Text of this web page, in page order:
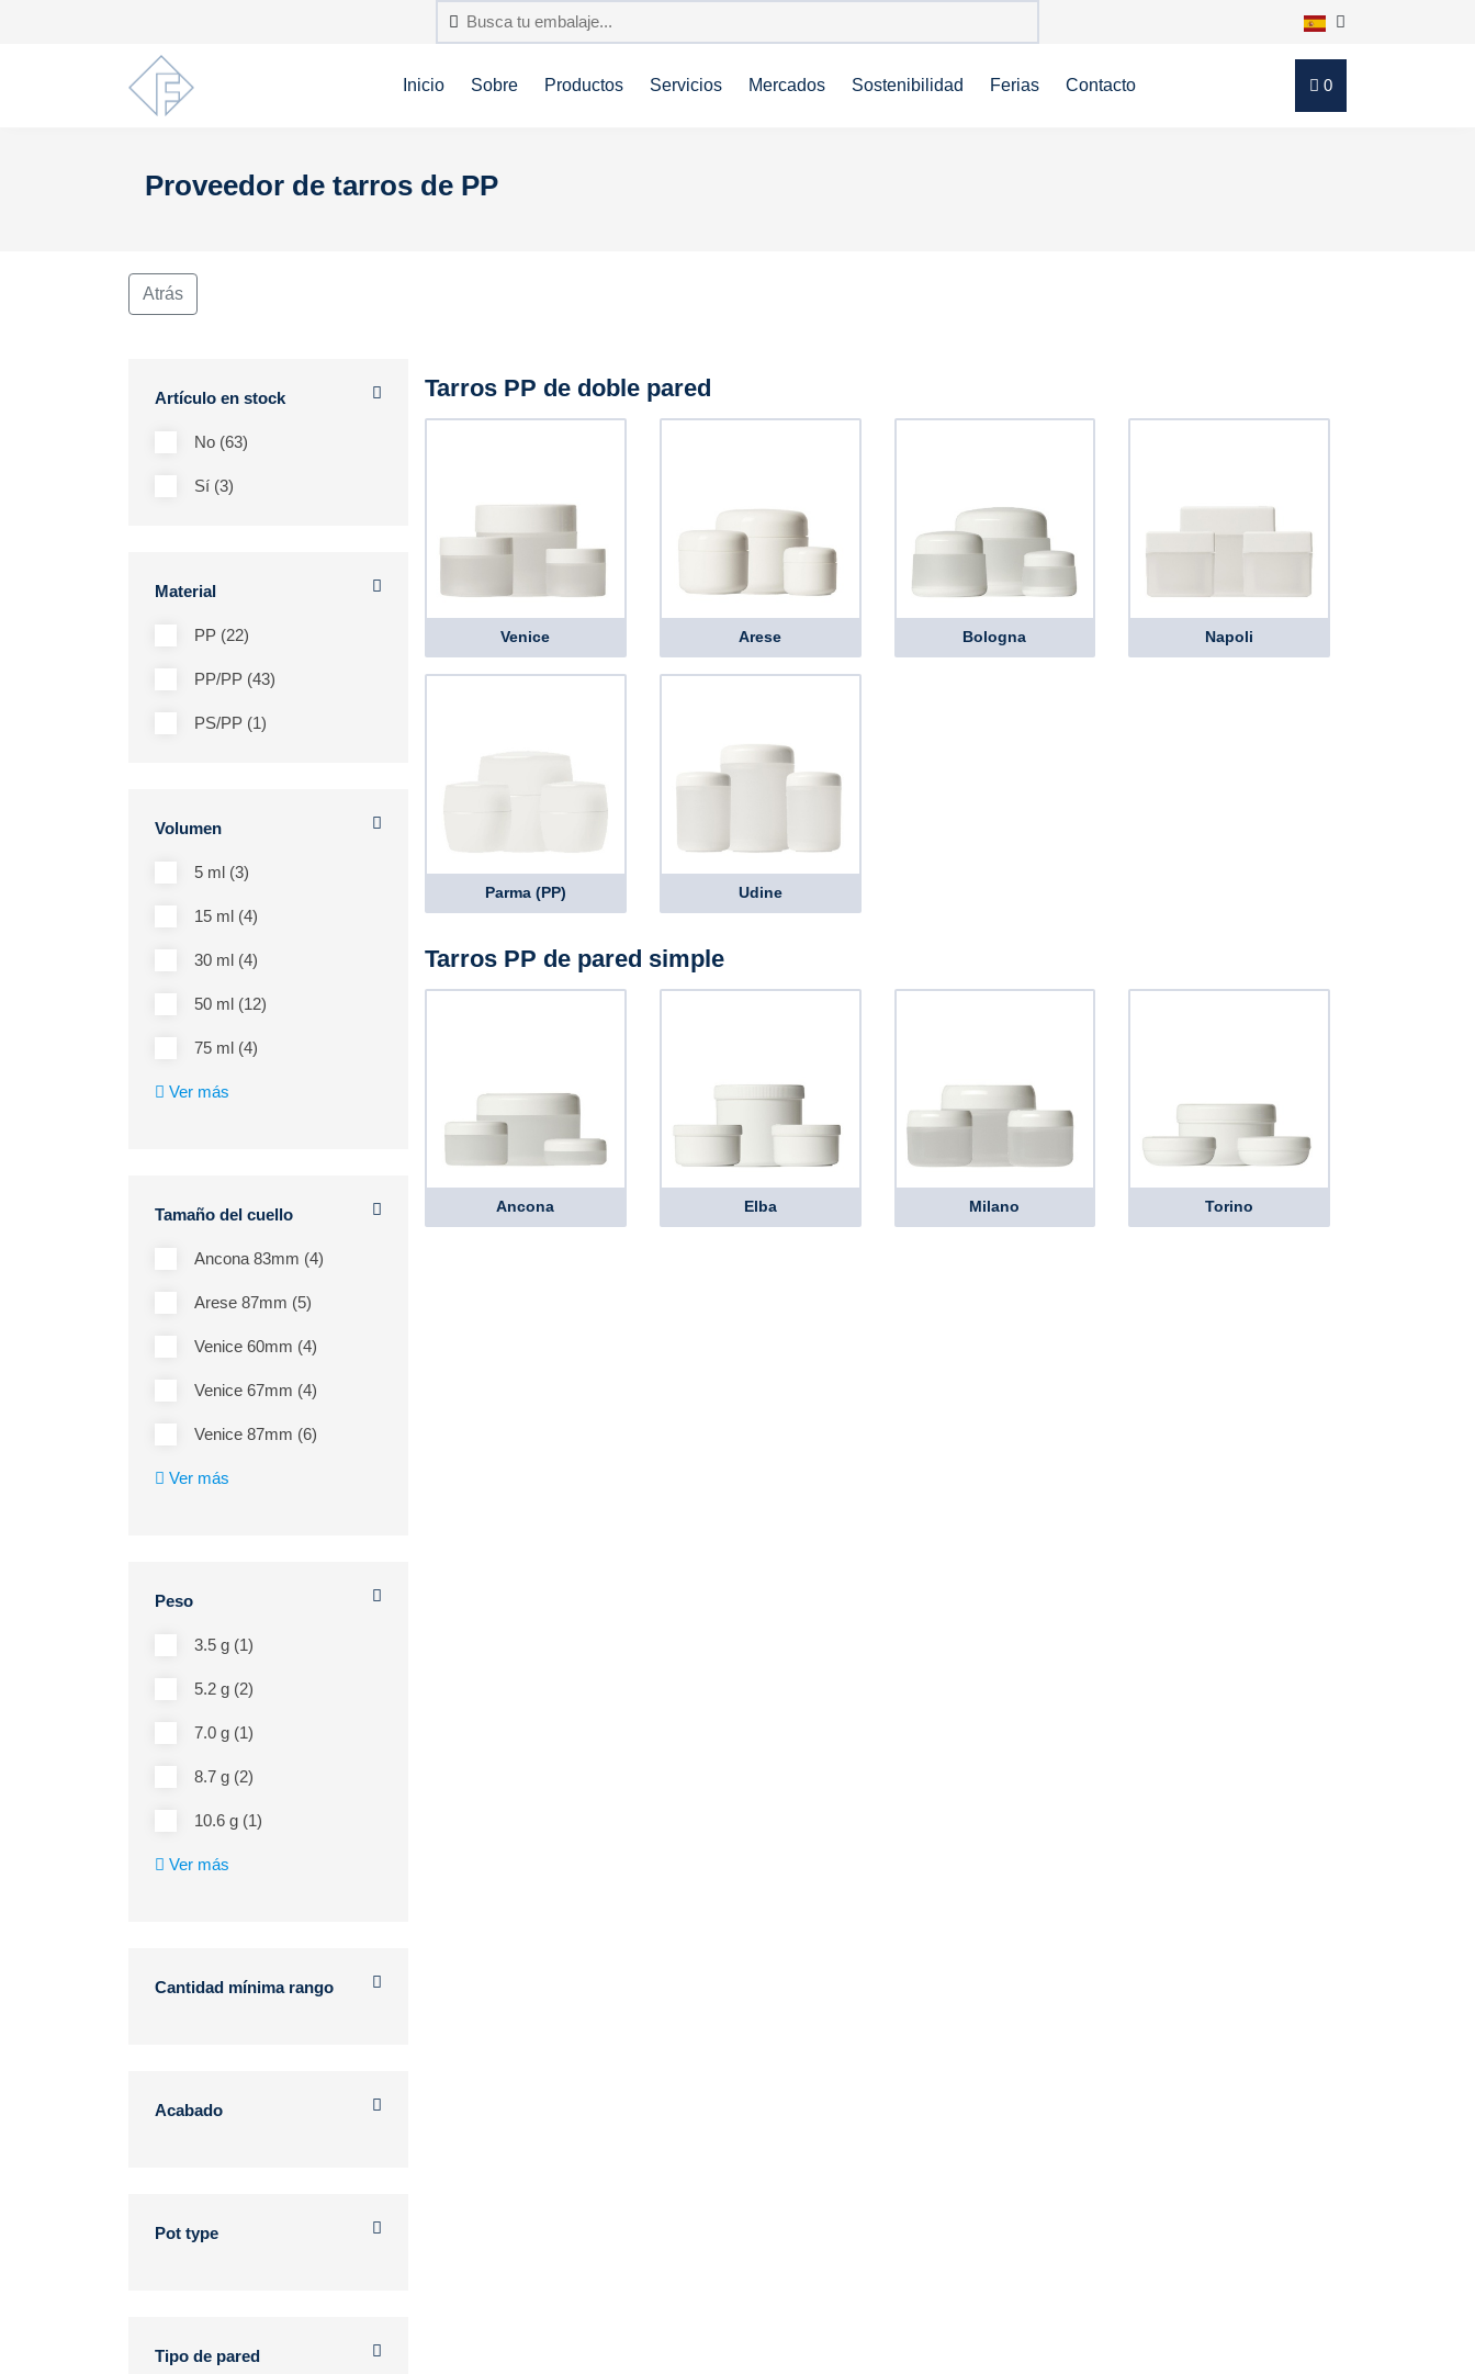
Inicio Sobre Productos Servicios Mercados Sostenibilidad Ferias Contacto 0
Proveedor de tarros de PP
Atrás
Artículo en stock
No (63)
Sí (3)
Material
PP (22)
PP/PP (43)
PS/PP (1)
Volumen
5 ml (3)
15 ml (4)
30 ml (4)
50 ml (12)
75 ml (4)
Ver más
Tamaño del cuello
Ancona 83mm (4)
Arese 87mm (5)
Venice 60mm (4)
Venice 67mm (4)
Venice 87mm (6)
Ver más
Peso
3.5 g (1)
5.2 g (2)
7.0 g (1)
8.7 g (2)
10.6 g (1)
Ver más
Cantidad mínima rango
Acabado
Pot type
Tipo de pared
Tarros PP de doble pared
Venice Arese Bologna Napoli
Parma (PP) Udine
Tarros PP de pared simple
Ancona Elba Milano Torino